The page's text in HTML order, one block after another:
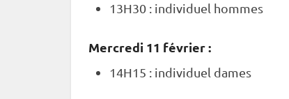
13H30 : individuel hommes
Mercredi 11 février :
14H15 : individuel dames